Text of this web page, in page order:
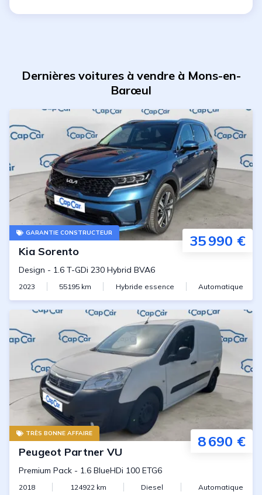
Dernières voitures à vendre à Mons-en-
Barœul
GARANTIE CONSTRUCTEUR 35 990 €
Kia Sorento
Design - 1.6 T-GDi 230 Hybrid BVA6
2023 55195 km Hybride essence Automatique
TRÈS BONNE AFFAIRE 8 690 €
Peugeot Partner VU
Premium Pack - 1.6 BlueHDi 100 ETG6
2018 124922km Diesel Automatique